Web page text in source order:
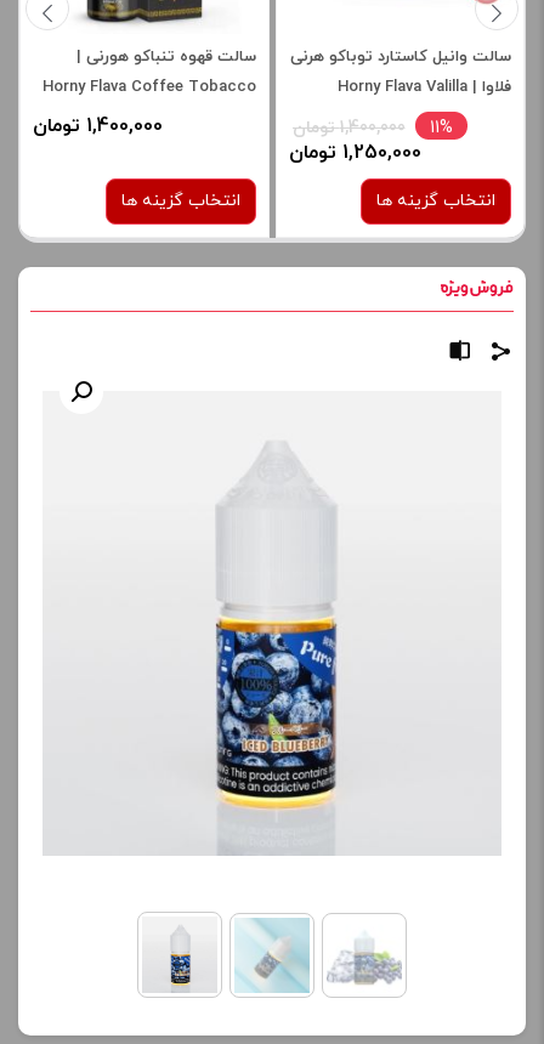
سالت وانیل کاستارد توباکو هرنی
فلاوا | Horny Flava Valilla
Custard Tobacco salt
11% 1,400,000 تومان
1,250,000 تومان
انتخاب گزینه ها
نیکوتین:
برای فعال شدن سبد خرید و
- +
افزودن به سبد خرید
سالت قهوه تنباکو هورنی |
Horny Flava Coffee Tobacco
1,400,000 تومان
انتخاب گزینه ها
نمایش قیمت ، گزینه های
محصول را از کادر بالا انتخاب
آخرین بروزرسانی
قیمت: 16 ساعت پیش
تمامی قیمت ها بروز
هستند.
+